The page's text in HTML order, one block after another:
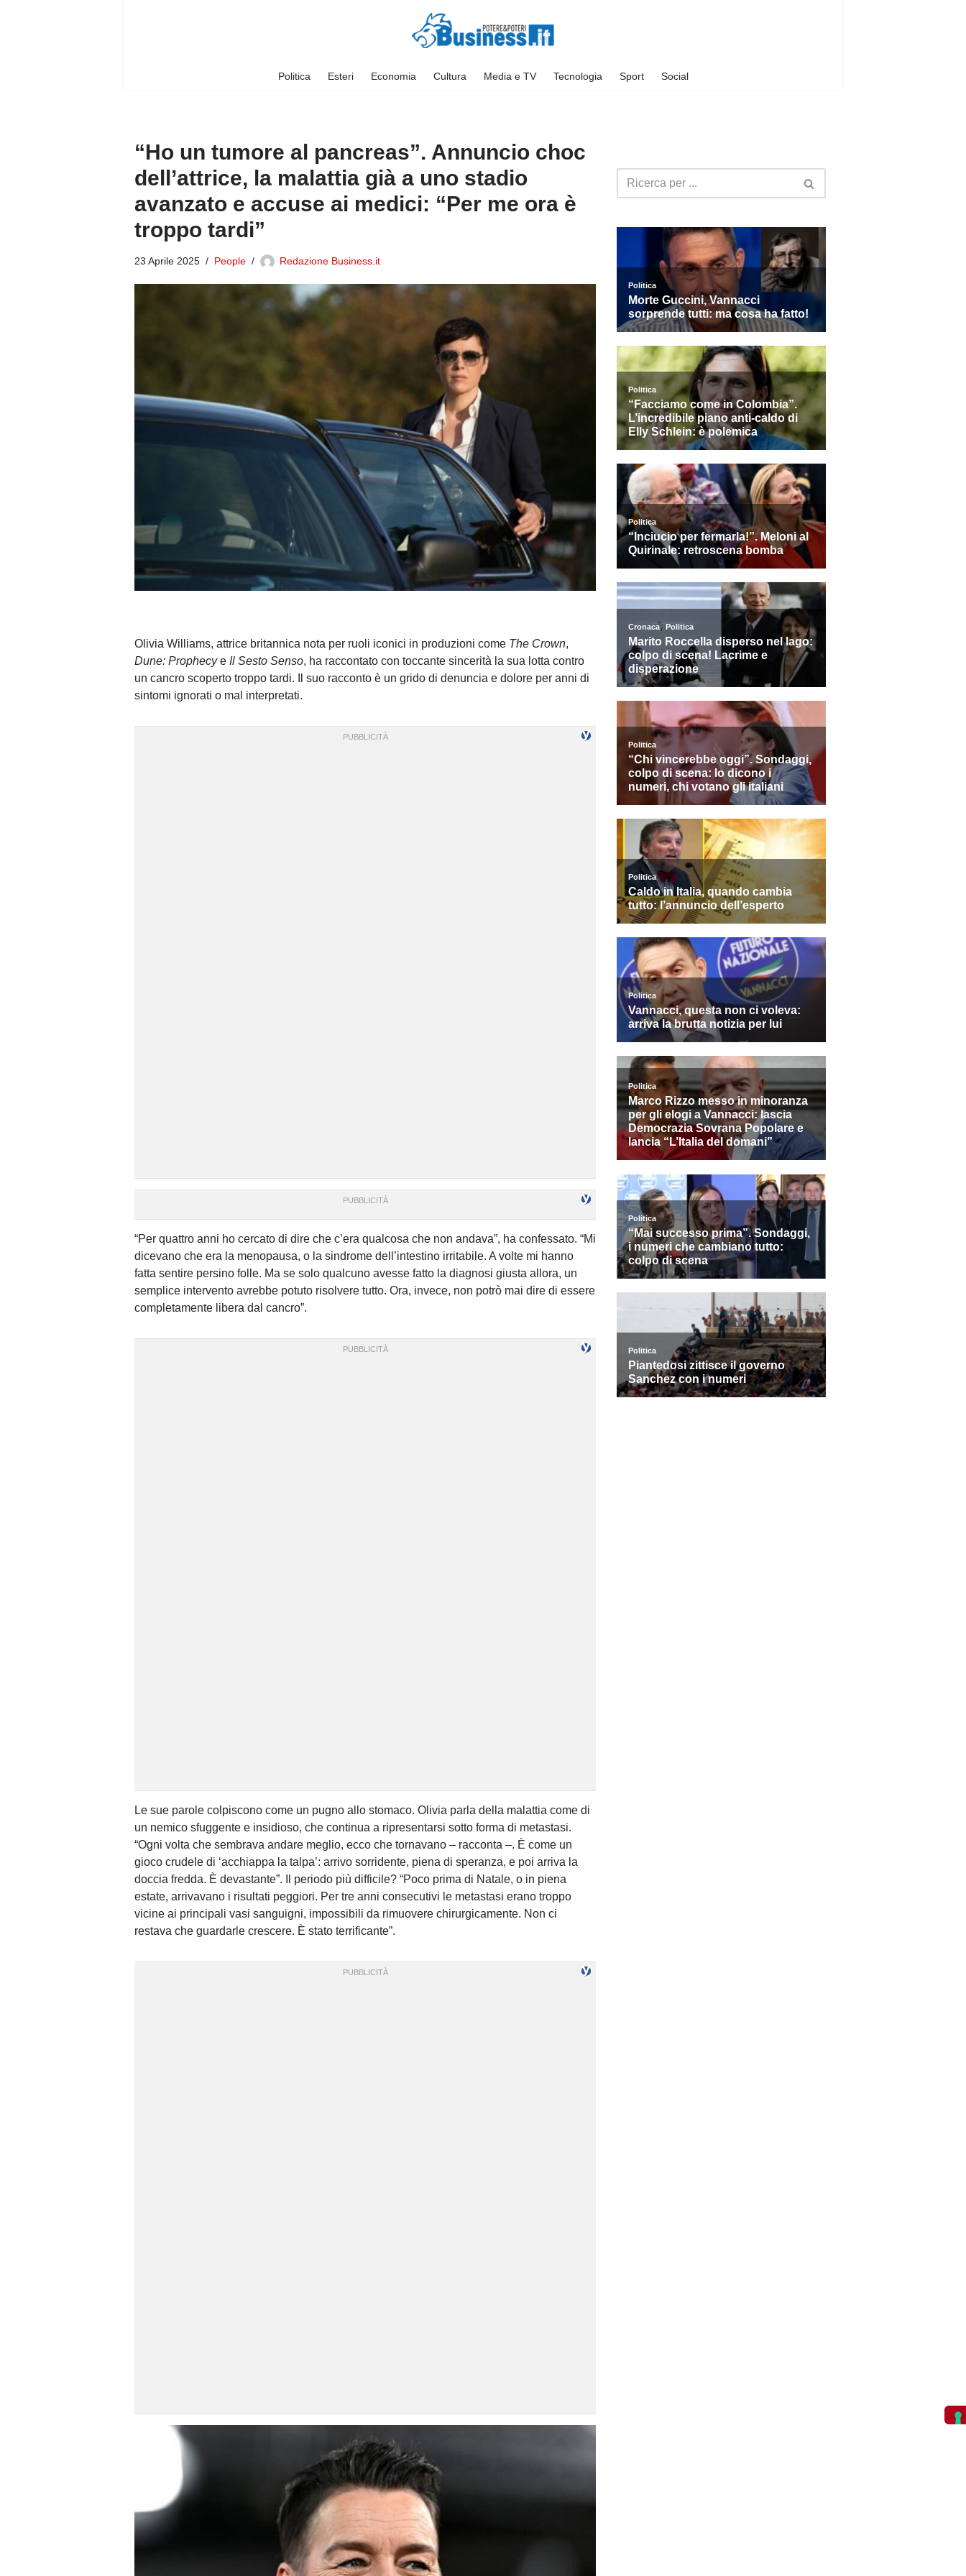
Politica Esteri Economia Cultura Media e TV Tecnologia Sport Social
“Ho un tumore al pancreas”. Annuncio choc
dell’attrice, la malattia già a uno stadio
avanzato e accuse ai medici: “Per me ora è
troppo tardi”
23 Aprile 2025 People Redazione Business.it
Olivia Williams, attrice britannica nota per ruoli iconici in produzioni come The Crown,
Dune: Prophecye Il Sesto Senso, ha raccontato con toccante sincerità la sua lotta contro
un cancro scoperto troppo tardi. Il suo racconto è un grido di denuncia e dolore per anni di
sintomi ignorati o mal interpretati.
“Per quattro anni ho cercato di dire che c’era qualcosa che non andava”, ha confessato. “Mi
dicevano che era la menopausa, o la sindrome dell’intestino irritabile. A volte mi hanno
fatta sentire persino folle. Ma se solo qualcuno avesse fatto la diagnosi giusta allora, un
semplice intervento avrebbe potuto risolvere tutto. Ora, invece, non potrò mai dire di essere
completamente libera dal cancro”.
Le sue parole colpiscono come un pugno allo stomaco. Olivia parla della malattia come di
un nemico sfuggente e insidioso, che continua a ripresentarsi sotto forma di metastasi.
“Ogni volta che sembrava andare meglio, ecco che tornavano – racconta –. È come un
gioco crudele di ‘acchiappa la talpa’: arrivo sorridente, piena di speranza, e poi arriva la
doccia fredda. È devastante”. Il periodo più difficile? “Poco prima di Natale, o in piena
estate, arrivavano i risultati peggiori. Per tre anni consecutivi le metastasi erano troppo
vicine ai principali vasi sanguigni, impossibili da rimuovere chirurgicamente. Non ci
restava che guardarle crescere. È stato terrificante”.